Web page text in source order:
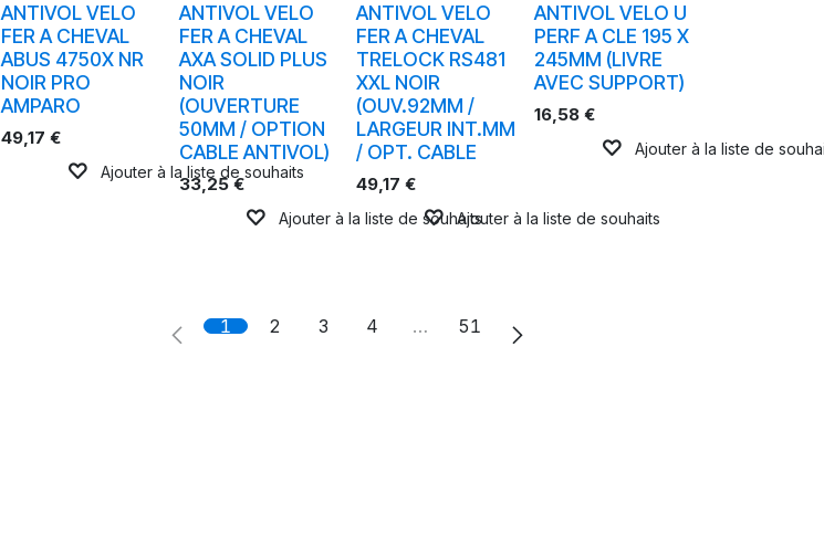
ANTIVOL VELO
FER A CHEVAL
ABUS 4750X NR
NOIR PRO
AMPARO
49,17 €
Ajouter à la liste de souhaits
ANTIVOL VELO
FER A CHEVAL
AXA SOLID PLUS
NOIR
(OUVERTURE
50MM / OPTION
CABLE ANTIVOL)
33,25€
Ajouter à la liste de souhaits
ANTIVOL VELO
FER A CHEVAL
TRELOCK RS481
XXL NOIR
(OUV.92MM /
LARGEUR INT.MM
/ OPT. CABLE
49,17 €
Ajouter à la liste de souhaits
ANTIVOL VELO U
PERF A CLE 195 X
245MM (LIVRE
AVEC SUPPORT)
16,58 €
Ajouter à la liste de
1 2 3 4 … 51